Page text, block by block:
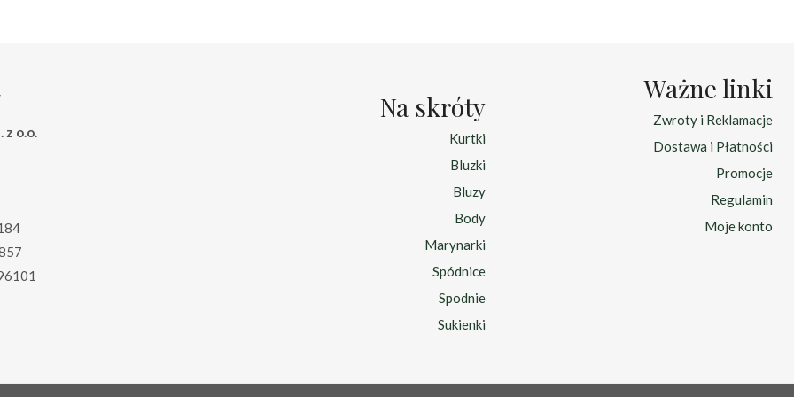
z o.o.
Na skróty
Kurtki
Bluzki
Bluzy
Body
Marynarki
Spódnice
Spodnie
Sukienki
Ważne linki
Zwroty i Reklamacje
Dostawa i Płatności
Promocje
Regulamin
Moje konto